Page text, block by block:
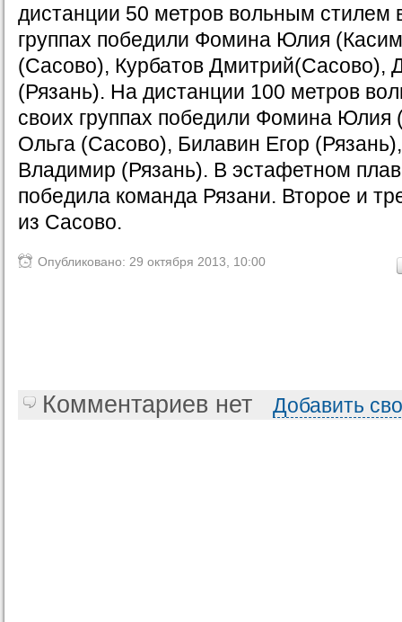
дистанции 50 метров вольным стилем
группах победили Фомина Юлия
(Сасово), Курбатов Дмитрий(Сасово),
(Рязань). На дистанции 100 метров
своих группах победили Фомина Юлия
Ольга (Сасово), Билавин Егор
Владимир (Рязань). В эстафетном
победила команда Рязани. Второе и
из Сасово.
Опубликовано: 29 октября 2013, 10:00
Комментариев нет Добавить